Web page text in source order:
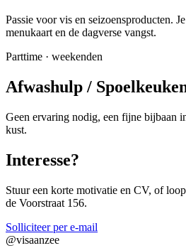
Passie voor vis en seizoensproducten.
menukaart en de dagverse vangst.
Parttime · weekenden
Afwashulp /
Geen ervaring nodig, een fijne bijbaan
kust.
Interesse?
Stuur een korte motivatie en CV, of
de Voorstraat 156.
Solliciteer per e-mail
@visaanzee